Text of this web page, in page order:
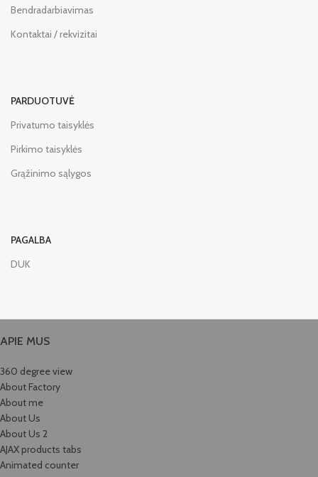
Bendradarbiavimas
Kontaktai / rekvizitai
PARDUOTUVĖ
Privatumo taisyklės
Pirkimo taisyklės
Grąžinimo sąlygos
PAGALBA
DUK
APIE MUS
360 degree view
About Factory
About me
About Us
About Us 2
AJAX products tabs
Animated counter